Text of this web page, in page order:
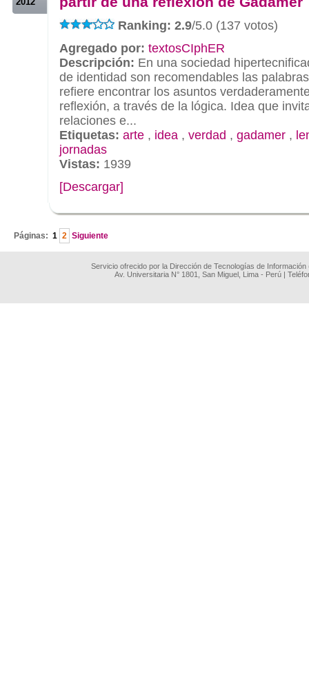
Ranking: 2.9/5.0 (137 votos)
Agregado por: textosCIphER
Descripción: En una sociedad
de identidad son recomendables las
refiere encontrar los asuntos
reflexión, a través de la lógica. Idea que
relaciones e...
Etiquetas: arte , idea , verdad , gadamer ,
jornadas
Vistas: 1939
[Descargar]
Páginas: 1 2 Siguiente
Servicio ofrecido por la Dirección de Tecnologías de
Av. Universitaria N° 1801, San Miguel, Lima - Perú |